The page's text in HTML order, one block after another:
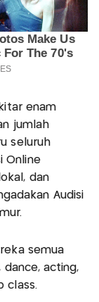
enam
jumlah
seluruh
Online
dan
Audisi
semua
dance, acting,
class.